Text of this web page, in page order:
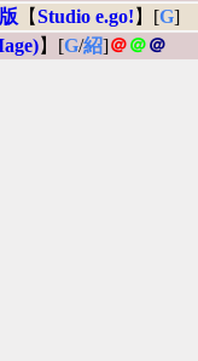
【Studio e.go! 】[G]
】[G/紹]＠＠＠